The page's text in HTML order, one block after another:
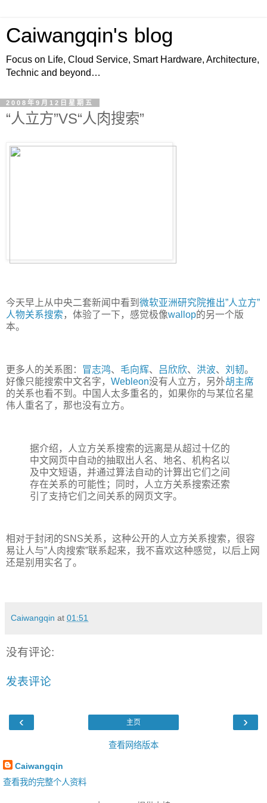
Caiwangqin's blog
Focus on Life, Cloud Service, Smart Hardware, Architecture,
Technic and beyond…
2008年9月12日星期五
“人立方”VS“人肉搜索”
今天早上从中央二套新闻中看到 微软亚洲研究院推出”人立方”
人物关系搜索，体验了一下，感觉极像wallop的另一个版
本。
更多人的关系图： 冒志鸿、 毛向辉、 吕欣欣、 洪波、 刘韧。
好像只能搜索中文名字， Webleon没有人立方，另外胡主席
的关系也看不到。中国人太多重名的，如果你的与某位名星
伟人重名了，那也没有立方。
据介绍，人立方关系搜索的远离是从超过十亿的
中文网页中自动的抽取出人名、地名、机构名以
及中文短语，并通过算法自动的计算出它们之间
存在关系的可能性；同时，人立方关系搜索还索
引了支持它们之间关系的网页文字。
相对于封闭的SNS关系，这种公开的人立方关系搜索，很容
易让人与”人肉搜索”联系起来，我不喜欢这种感觉，以后上网
还是别用实名了。
Caiwangqin at 01:51
没有评论:
发表评论
‹ ›
主页
查看网络版本
Caiwangqin
查看我的完整个人资料